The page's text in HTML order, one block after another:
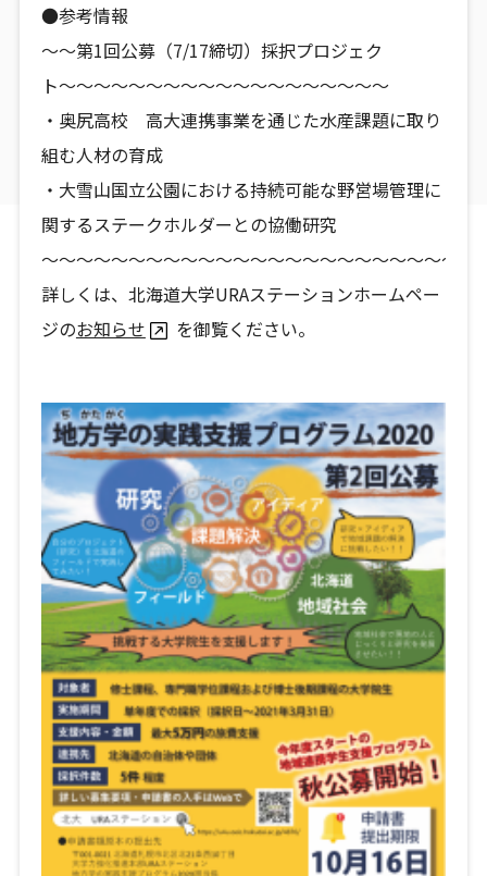
●参考情報
〜〜第1回公募（7/17締切）採択プロジェク
ト〜〜〜〜〜〜〜〜〜〜〜〜〜〜〜〜〜〜〜
・奥尻高校 高大連携事業を通じた水産課題に取り
組む人材の育成
・大雪山国立公園における持続可能な野営場管理に
関するステークホルダーとの協働研究
〜〜〜〜〜〜〜〜〜〜〜〜〜〜〜〜〜〜〜〜〜〜〜〜〜
詳しくは、北海道大学URAステーションホームペー
ジのお知らせ を御覧ください。